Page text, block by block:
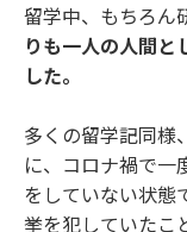
留学中、もちろん
りも一人の人間と
した。
多くの留学記同様
に、コロナ禍で一
をしていない状態
挙を犯していたこ